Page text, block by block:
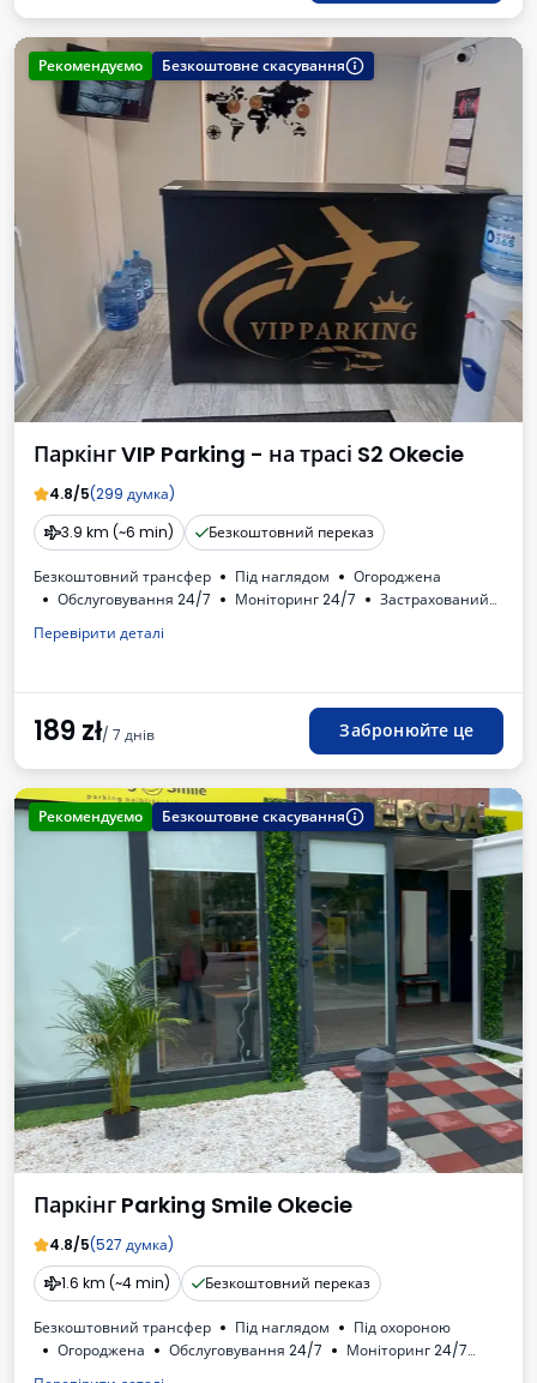
Рекомендуємо Безкоштовне скасування
Паркінг VIP Parking - на трасі S2 Okecie
4.8/5(299 думка)
3.9 km (~6 min)
Безкоштовний переказ
Безкоштовний трансфер Під наглядом
Огороджена
Обслуговування 24/7
Моніторинг 24/7
Застрахований
Рахунок від автостоянки
Перевірити деталі
189zł/ 7 днів Забронюйте це
Рекомендуємо Безкоштовне скасування
Паркінг Parking Smile Okecie
4.8/5(527 думка)
1.6 km (~4 min)
Безкоштовний переказ
Безкоштовний трансфер Під наглядом
Під охороною
Огороджена
Обслуговування 24/7
Моніторинг 24/7